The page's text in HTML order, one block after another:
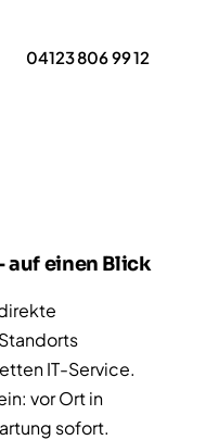
04123 806 99 12
auf einen Blick
IT-Service.
vor Ort in
sofort.